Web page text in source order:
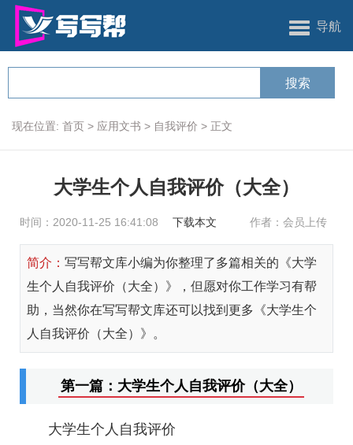
导航
现在位置: 首页 > 应用文书 > 自我评价 > 正文
大学生个人自我评价（大全）
时间：2020-11-25 16:41:08 下载本文 作者：会员上传
简介： 写写帮文库小编为你整理了多篇相关的《大学
生个人自我评价（大全）》，但愿对你工作学习有帮
助，当然你在写写帮文库还可以找到更多《大学生个
人自我评价（大全）》。
第一篇：大学生个人自我评价（大全）
大学生个人自我评价